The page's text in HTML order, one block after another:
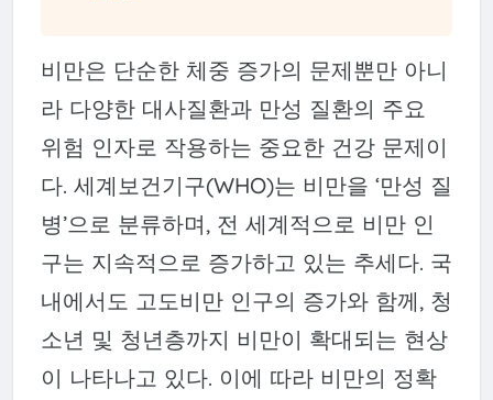
비만은 단순한 체중 증가의 문제뿐만 아니
라 다양한 대사질환과 만성 질환의 주요
위험 인자로 작용하는 중요한 건강 문제이
다. 세계보건기구(WHO)는 비만을 ‘만성 질
병’으로 분류하며, 전 세계적으로 비만 인
구는 지속적으로 증가하고 있는 추세다. 국
내에서도 고도비만 인구의 증가와 함께, 청
소년 및 청년층까지 비만이 확대되는 현상
이 나타나고 있다. 이에 따라 비만의 정확